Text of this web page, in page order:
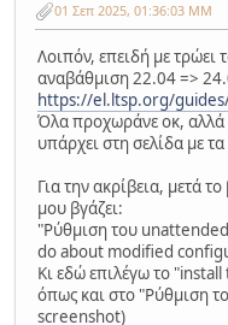
01 Σεπ 2025, 01:36:03 ΜΜ
Λοιπόν, επειδή με
αναβάθμιση 22.04 =>
https://el.ltsp.org/
Όλα προχωράνε οκ, αλλά
υπάρχει στη σελίδα με
Για την ακρίβεια, μετά
μου βγάζει:
"Ρύθμιση του
do about modified
Κι εδώ επιλέγω το
όπως και στο "Ρύθμιση
screenshot)